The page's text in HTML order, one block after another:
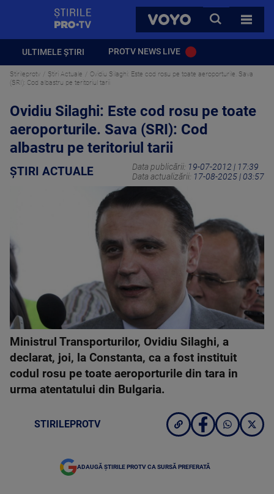
VOYO
CAUTA
TOATE
ULTIMELE ȘTIRI PROTV NEWS LIVE
Stirileprotv Știri Actuale
Ovidiu Silaghi: Este cod rosu pe toate aeroporturile. Sava
(SRI): Cod albastru pe teritoriul tarii
Ovidiu Silaghi: Este cod rosu pe toate
aeroporturile. Sava (SRI): Cod
albastru pe teritoriul tarii
ȘTIRI ACTUALE Data publicării: 19-07-2012 | 17:39
Data actualizării: 17-08-2025 | 03:57
Ministrul Transporturilor, Ovidiu Silaghi, a
declarat, joi, la Constanta, ca a fost instituit
codul rosu pe toate aeroporturile din tara in
urma atentatului din Bulgaria.
STIRILEPROTV
ADAUGĂ ȘTIRILE PROTV CA SURSĂ PREFERATĂ